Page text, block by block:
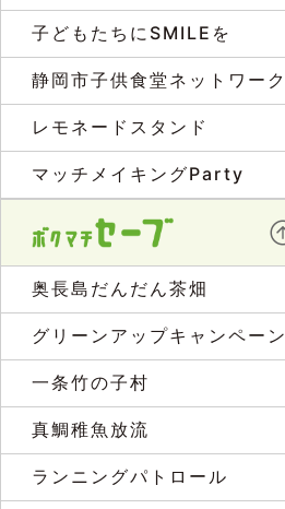
子どもたちにSMILEを
静岡市子供食堂ネットワーク
レモネードスタンド
マッチメイキングParty
奥長島だんだん茶畑
グリーンアップキャンペーン
一条竹の子村
真鯛稚魚放流
ランニングパトロール